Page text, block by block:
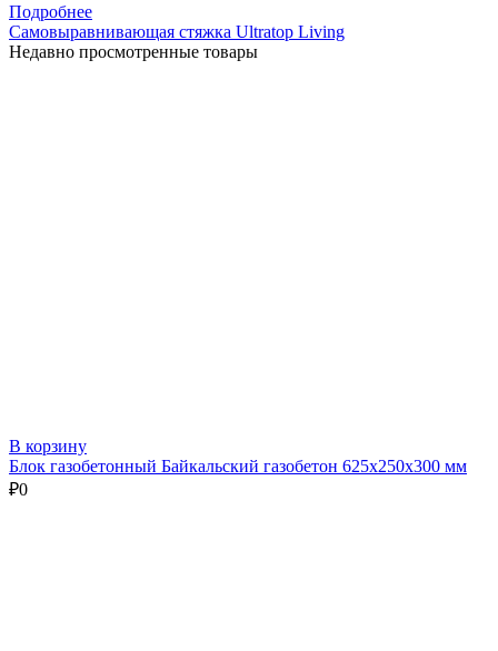
Подробнее
Самовыравнивающая стяжка Ultratop Living
Недавно просмотренные товары
В корзину
Блок газобетонный Байкальский газобетон 625х250х300 мм
₽0